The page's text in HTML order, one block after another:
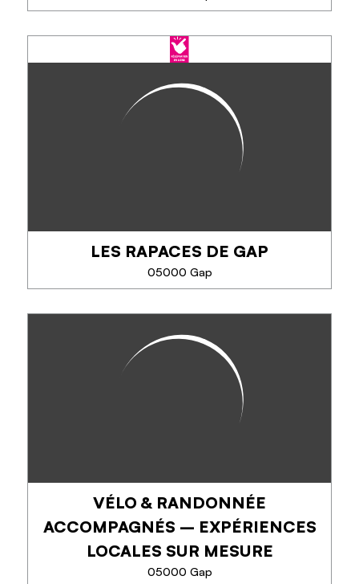
ESCALADE, VIA FERRATA, VTT +
& COACHING MENTAL -
LUDIVINE PONCELET
Découvrez l'escalade & la via ferrata avec une
approche unique, idéale pour s'initier ou se
perfectionner. Que ce soit pour une sortie famille,
TÉLÉPHONE
LES RAPACES DE GAP
05000 Gap
LES RAPACES DE GAP
Venez vibrer à l’Alp’Arena, où intensité, émotions et
ambiance survoltée rythment chaque match de
hockey. Rejoignez-nous et vivez l’expérience
EN SAVOIR PLUS
VÉLO & RANDONNÉE
ACCOMPAGNÉS – EXPÉRIENCES
LOCALES SUR MESURE
05000 Gap